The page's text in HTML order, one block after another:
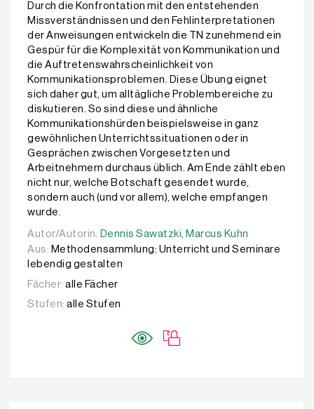
Durch die Konfrontation mit den entstehenden
Missverständnissen und den Fehlinterpretationen
der Anweisungen entwickeln die TN zunehmend ein
Gespür für die Komplexität von Kommunikation und
die Auftretenswahrscheinlichkeit von
Kommunikationsproblemen. Diese Übung eignet
sich daher gut, um alltägliche Problembereiche zu
diskutieren. So sind diese und ähnliche
Kommunikationshürden beispielsweise in ganz
gewöhnlichen Unterrichtssituationen oder in
Gesprächen zwischen Vorgesetzten und
Arbeitnehmern durchaus üblich. Am Ende zählt eben
nicht nur, welche Botschaft gesendet wurde,
sondern auch (und vor allem), welche empfangen
wurde.
Autor/Autorin: Dennis Sawatzki, Marcus Kuhn
Autor/Autorin: Dennis Sawatzki, Marcus Kuhn
Aus: Methodensammlung: Unterricht und Seminare
lebendig gestalten
Fächer: alle Fächer
Stufen: alle Stufen